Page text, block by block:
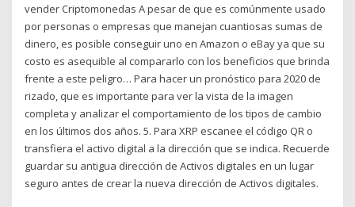
vender Criptomonedas A pesar de que es comúnmente usado
por personas o empresas que manejan cuantiosas sumas de
dinero, es posible conseguir uno en Amazon o eBay ya que su
costo es asequible al compararlo con los beneficios que brinda
frente a este peligro… Para hacer un pronóstico para 2020 de
rizado, que es importante para ver la vista de la imagen
completa y analizar el comportamiento de los tipos de cambio
en los últimos dos años. 5. Para XRP escanee el código QR o
transfiera el activo digital a la dirección que se indica. Recuerde
guardar su antigua dirección de Activos digitales en un lugar
seguro antes de crear la nueva dirección de Activos digitales.